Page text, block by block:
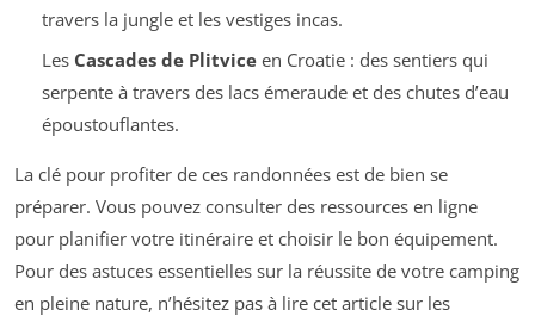
travers la jungle et les vestiges incas.
Les Cascades de Plitviceen Croatie : des sentiers qui
serpente à travers des lacs émeraude et des chutes d’eau
époustouflantes.
La clé pour profiter de ces randonnées est de bien se
préparer. Vous pouvez consulter des ressources en ligne
pour planifier votre itinéraire et choisir le bon équipement.
Pour des astuces essentielles sur la réussite de votre camping
en pleine nature, n’hésitez pas à lire cet article sur les